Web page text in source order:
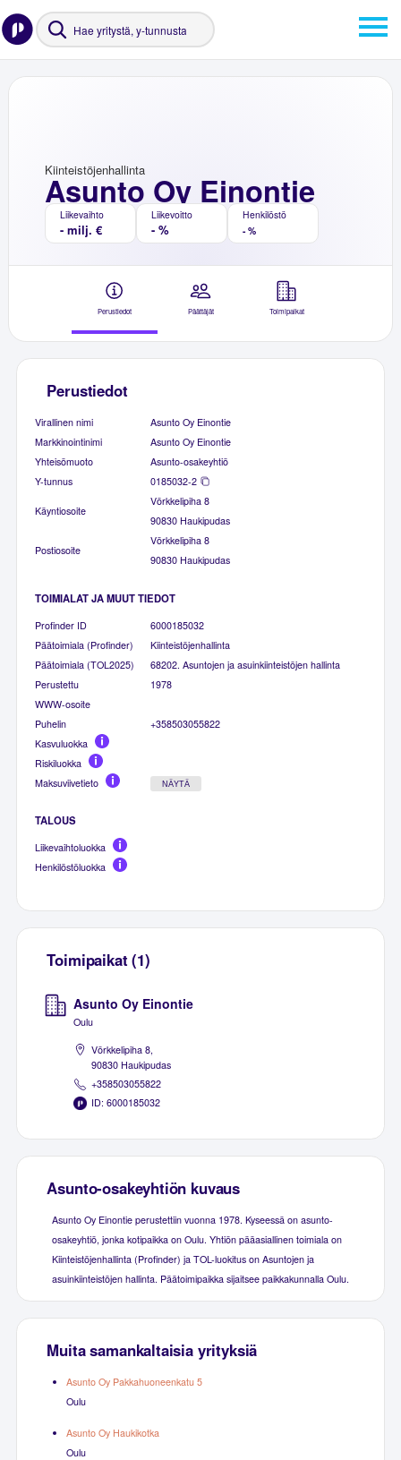
Asunto Oy Einontie
Kiinteistöjenhallinta
Liikevaihto
- milj. €
Liikevoitto
- %
Henkilöstö
- %
Perustiedot Päättäjät Toimipaikat
Perustiedot
Virallinen nimi
Asunto Oy Einontie
Markkinointinimi
Asunto Oy Einontie
Yhteisömuoto
Asunto-osakeyhtiö
Y-tunnus
0185032-2
Käyntiosoite
Vörkkelipiha 8
90830 Haukipudas
Postiosoite
Vörkkelipiha 8
90830 Haukipudas
TOIMIALAT JA MUUT TIEDOT
Profinder ID
6000185032
Päätoimiala (Profinder)
Kiinteistöjenhallinta
Päätoimiala (TOL2025)
68202. Asuntojen ja asuinkiinteistöjen hallinta
Perustettu
1978
WWW-osoite
Puhelin
+358503055822
Kasvuluokka
Riskiluokka
Maksuviivetieto
NÄYTÄ
TALOUS
Liikevaihtoluokka
Henkilöstöluokka
Toimipaikat (1)
Asunto Oy Einontie
Oulu
Vörkkelipiha 8,
90830 Haukipudas
+358503055822
ID: 6000185032
Asunto-osakeyhtiön kuvaus
Asunto Oy Einontie perustettiin vuonna 1978. Kyseessä on asunto-
osakeyhtiö, jonka kotipaikka on Oulu. Yhtiön pääasiallinen toimiala on
Kiinteistöjenhallinta (Profinder) ja TOL-luokitus on Asuntojen ja
asuinkiinteistöjen hallinta. Päätoimipaikka sijaitsee paikkakunnalla Oulu.
Muita samankaltaisia yrityksiä
Asunto Oy Pakkahuoneenkatu 5
Oulu
Asunto Oy Haukikotka
Oulu